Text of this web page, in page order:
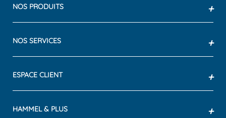
NOS PRODUITS +
NOS SERVICES +
ESPACE CLIENT +
HAMMEL & PLUS +